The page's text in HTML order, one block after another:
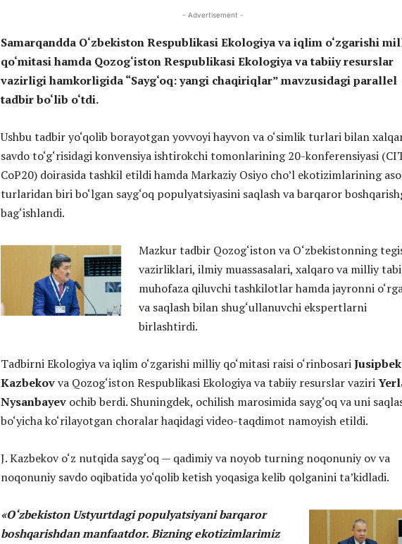
- Advertisement -
Samarqandda O‘zbekiston Respublikasi Ekologiya va iqlim o‘zgarishi
qo‘mitasi hamda Qozog‘iston Respublikasi Ekologiya va tabiiy resurslar
vazirligi hamkorligida “Sayg‘oq: yangi chaqiriqlar” mavzusidagi parallel
tadbir bo‘lib o‘tdi.
Ushbu tadbir yo‘qolib borayotgan yovvoyi hayvon va o‘simlik turlari bilan
savdo to‘g‘risidagi konvensiya ishtirokchi tomonlarining 20-konferensiyasi
CoP20) doirasida tashkil etildi hamda Markaziy Osiyo cho’l ekotizimlarining
turlaridan biri bo‘lgan sayg‘oq populyatsiyasini saqlash va barqaror
bag‘ishlandi.
Mazkur tadbir Qozog‘iston va O‘zbekistonning
vazirliklari, ilmiy muassasalari, xalqaro va milliy
muhofaza qiluvchi tashkilotlar hamda jayronni
va saqlash bilan shug‘ullanuvchi ekspertlarni
birlashtirdi.
Tadbirni Ekologiya va iqlim o‘zgarishi milliy qo‘mitasi raisi o‘rinbosariJusipbek
Kazbekovva Qozog‘iston Respublikasi Ekologiya va tabiiy resurslar vaziri
Nysanbayev ochib berdi. Shuningdek, ochilish marosimida sayg‘oq va uni
bo‘yicha ko‘rilayotgan choralar haqidagi video-taqdimot namoyish etildi.
J. Kazbekov o‘z nutqida sayg‘oq — qadimiy va noyob turning noqonuniy ov va
noqonuniy savdo oqibatida yo‘qolib ketish yoqasiga kelib qolganini ta’kidladi.
«O‘zbekiston Ustyurtdagi populyatsiyani barqaror
boshqarishdan manfaatdor. Bizning ekotizimlarimiz